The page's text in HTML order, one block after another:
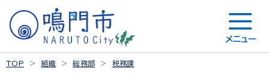
メニュー
TOP 組織 総務部 税務課